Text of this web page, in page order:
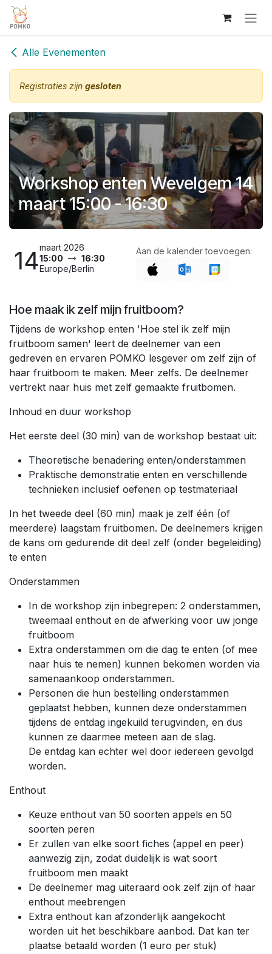
Overslaan naar inhoud
Alle Evenementen
Registraties zijn gesloten
Workshop enten Wevelgem 14
maart 15:00 - 16:30
14maart 2026
15:00
16:30
Europe/Berlin
Aan de kalender toevoegen:
Hoe maak ik zelf mijn fruitboom?
Tijdens de workshop enten 'Hoe stel ik zelf mijn
fruitboom samen' leert de deelnemer van een
gedreven en ervaren POMKO lesgever om zelf zijn of
haar fruitboom te maken. Meer zelfs. De deelnemer
vertrekt naar huis met zelf gemaakte fruitbomen.
Inhoud en duur workshop
Het eerste deel (30 min) van de workshop bestaat uit:
Theoretische benadering enten/onderstammen
Praktische demonstratie enten en verschillende
technieken inclusief oefenen op testmateriaal
In het tweede deel (60 min) maak je zelf één (of
meerdere) laagstam fruitbomen. De deelnemers krijgen
de kans om gedurende dit deel zelf (onder begeleiding)
te enten
Onderstammen
In de workshop zijn inbegrepen: 2 onderstammen,
tweemaal enthout en de afwerking voor uw jonge
fruitboom
Extra onderstammen om die dag te enten (of mee
naar huis te nemen) kunnen bekomen worden via
samenaankoop onderstammen.
Personen die hun bestelling onderstammen
geplaatst hebben, kunnen deze onderstammen
tijdens de entdag ingekuild terugvinden, en dus
kunnen ze daarmee meteen aan de slag.
De entdag kan echter wel door iedereen gevolgd
worden.
Enthout
Keuze enthout van 50 soorten appels en 50
soorten peren
Er zullen van elke soort fiches (appel en peer)
aanwezig zijn, zodat duidelijk is wat soort
fruitboom men maakt
De deelnemer mag uiteraard ook zelf zijn of haar
enthout meebrengen
Extra enthout kan afzonderlijk aangekocht
worden uit het beschikbare aanbod. Dat kan ter
plaatse betaald worden (1 euro per stuk)